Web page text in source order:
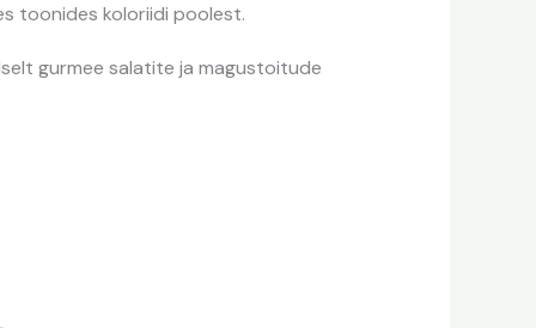
toonides koloriidi poolest.
gurmee salatite ja magustoitude